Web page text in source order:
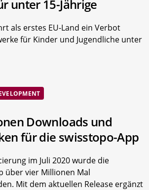
unter 15-Jährige
als erstes EU-Land ein Verbot
für Kinder und Jugendliche unter
Downloads und
für die swisstopo-App
im Juli 2020 wurde die
über vier Millionen Mal
Mit dem aktuellen Release ergänzt